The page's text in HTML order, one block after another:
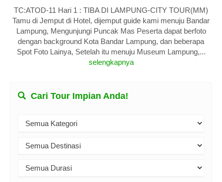
TC:ATOD-11 Hari 1 : TIBA DI LAMPUNG-CITY TOUR(MM)
Tamu di Jemput di Hotel, dijemput guide kami menuju Bandar
Lampung, Mengunjungi Puncak Mas Peserta dapat berfoto
dengan background Kota Bandar Lampung, dan beberapa
Spot Foto Lainya, Setelah itu menuju Museum Lampung,...
selengkapnya
Cari Tour Impian Anda!